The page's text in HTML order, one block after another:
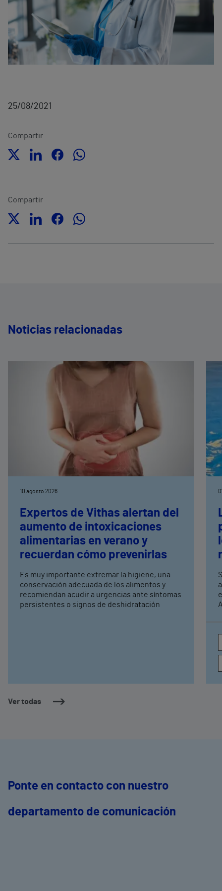
25/08/2021
Compartir
Compartir
Noticias relacionadas
Ver todas
10 agosto 2026
Expertos de Vithas alertan del
aumento de intoxicaciones
alimentarias en verano y
recuerdan cómo prevenirlas
Es muy importante extremar la higiene, una
conservación adecuada de los alimentos y
recomiendan acudir a urgencias ante síntomas
persistentes o signos de deshidratación
Ponte en contacto con nuestro
departamento de comunicación